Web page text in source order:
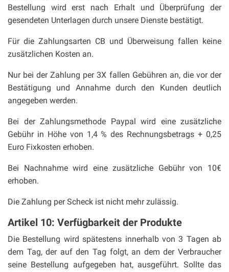
Bestellung wird erst nach Erhalt und Überprüfung der
gesendeten Unterlagen durch unsere Dienste bestätigt.
Für die Zahlungsarten CB und Überweisung fallen keine
zusätzlichen Kosten an.
Nur bei der Zahlung per 3X fallen Gebühren an, die vor der
Bestätigung und Annahme durch den Kunden deutlich
angegeben werden.
Bei der Zahlungsmethode Paypal wird eine zusätzliche
Gebühr in Höhe von 1,4 % des Rechnungsbetrags + 0,25
Euro Fixkosten erhoben.
Bei Nachnahme wird eine zusätzliche Gebühr von 10€
erhoben.
Die Zahlung per Scheck ist nicht mehr zulässig.
Artikel 10: Verfügbarkeit der Produkte
Die Bestellung wird spätestens innerhalb von 3 Tagen ab
dem Tag, der auf den Tag folgt, an dem der Verbraucher
seine Bestellung aufgegeben hat, ausgeführt. Sollte das